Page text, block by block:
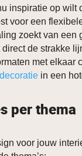
inspiratie op wilt
voor een
zoekt van een
de strakke
met elkaar
in een
per thema
voor jouw